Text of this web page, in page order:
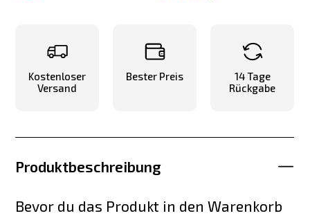
Kostenloser
Versand
Bester Preis
14 Tage
Rückgabe
Produktbeschreibung
Bevor du das Produkt in den Warenkorb